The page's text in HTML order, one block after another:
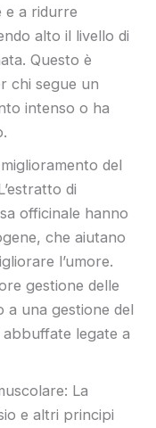
e a ridurre
alto il livello di
Questo è
chi segue un
intenso o ha
del
di
officinale hanno
che aiutano
l’umore.
gestione delle
a una gestione del
legate a
La
e altri principi